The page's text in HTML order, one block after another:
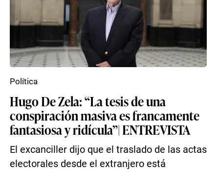
Hugo De Zela: “La tesis de una
conspiración masiva es francamente
fantasiosa y ridícula”| ENTREVISTA
El excanciller dijo que el traslado de las actas
electorales desde el extranjero está
Política